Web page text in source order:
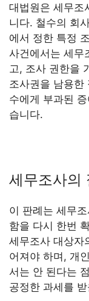
대법원은 세무조
니다. 철수의 회
에서 정한 특정
사건에서는 세무
고, 조사 권한을
조사권을 남용한
수에게 부과된
습니다.
세무조사의
이 판례는 세무
함을 다시 한번
세무조사 대상자
어져야 하며, 개
서는 안 된다는
공정한 과세를